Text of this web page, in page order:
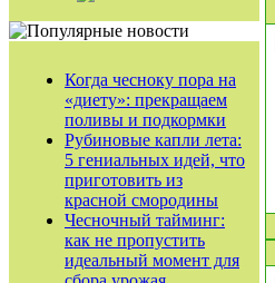
Когда чесноку пора на
«диету»: прекращаем
поливы и подкормки
Рубиновые капли лета:
5 гениальных идей, что
приготовить из
красной смородины
Чесночный тайминг:
как не пропустить
идеальный момент для